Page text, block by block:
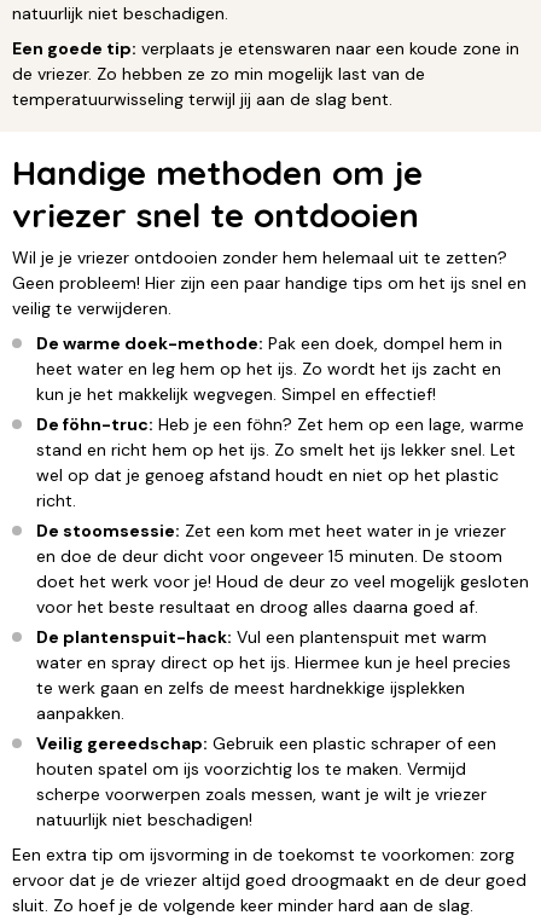
natuurlijk niet beschadigen.
Een goede tip: verplaats je etenswaren naar een koude zone in
de vriezer. Zo hebben ze zo min mogelijk last van de
temperatuurwisseling terwijl jij aan de slag bent.
Handige methoden om je
vriezer snel te ontdooien
Wil je je vriezer ontdooien zonder hem helemaal uit te zetten?
Geen probleem! Hier zijn een paar handige tips om het ijs snel en
veilig te verwijderen.
De warme doek-methode: Pak een doek, dompel hem in
heet water en leg hem op het ijs. Zo wordt het ijs zacht en
kun je het makkelijk wegvegen. Simpel en effectief!
De föhn-truc: Heb je een föhn? Zet hem op een lage, warme
stand en richt hem op het ijs. Zo smelt het ijs lekker snel. Let
wel op dat je genoeg afstand houdt en niet op het plastic
richt.
De stoomsessie: Zet een kom met heet water in je vriezer
en doe de deur dicht voor ongeveer 15 minuten. De stoom
doet het werk voor je! Houd de deur zo veel mogelijk gesloten
voor het beste resultaat en droog alles daarna goed af.
De plantenspuit-hack: Vul een plantenspuit met warm
water en spray direct op het ijs. Hiermee kun je heel precies
te werk gaan en zelfs de meest hardnekkige ijsplekken
aanpakken.
Veilig gereedschap: Gebruik een plastic schraper of een
houten spatel om ijs voorzichtig los te maken. Vermijd
scherpe voorwerpen zoals messen, want je wilt je vriezer
natuurlijk niet beschadigen!
Een extra tip om ijsvorming in de toekomst te voorkomen: zorg
ervoor dat je de vriezer altijd goed droogmaakt en de deur goed
sluit. Zo hoef je de volgende keer minder hard aan de slag.